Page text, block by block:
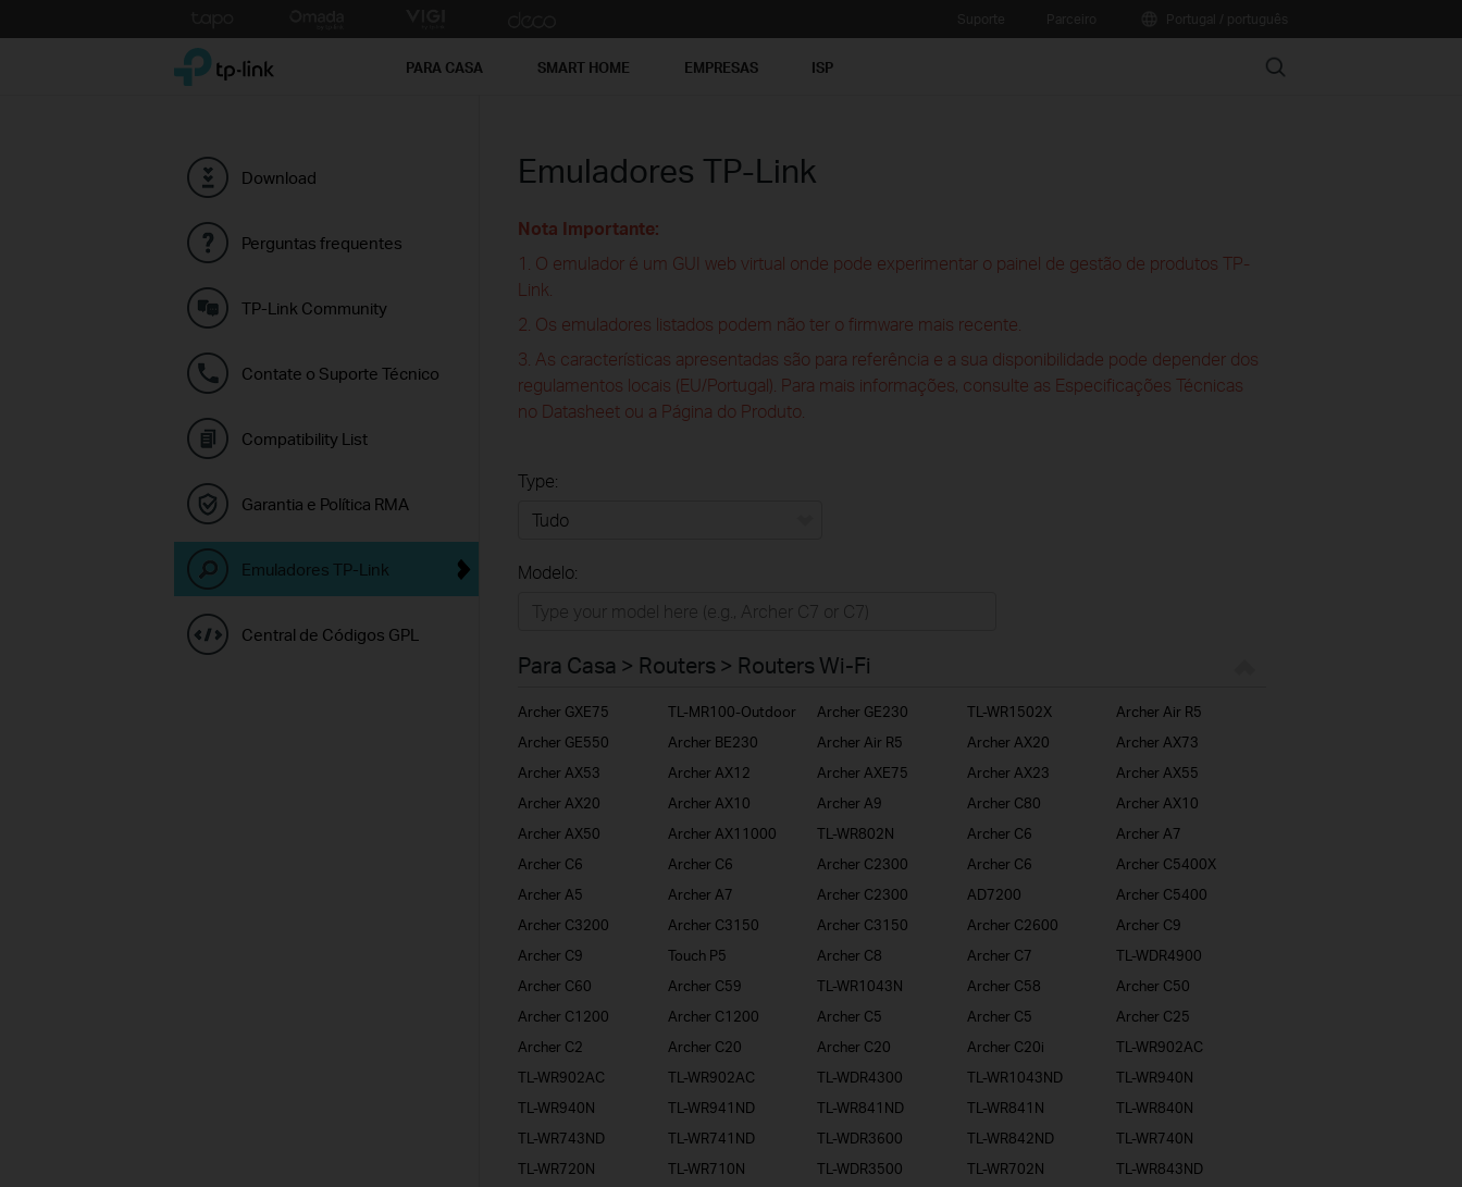
to
TP-Link, Reliably Smart PARA CASA SMART HOME EMPRESAS ISP Search
Download
Perguntas frequentes
TP-Link Community
Contate o Suporte Técnico
Compatibility List
Garantia e Política RMA
Emuladores TP-Link
Central de Códigos GPL
Emuladores TP-Link
Nota Importante:
1. O emulador é um GUI web virtual onde pode experimentar o painel de gestão de produtos TP-
Link.
2. Os emuladores listados podem não ter o firmware mais recente.
3. As características apresentadas são para referência e a sua disponibilidade pode depender dos
regulamentos locais (EU/Portugal). Para mais informações, consulte as Especificações Técnicas
no Datasheet ou a Página do Produto.
Type:
Empresas
ISP
Modelo:
Para Casa > Routers > Routers Wi-Fi
Archer GXE75 TL-MR100-Outdoor Archer GE230 TL-WR1502X
Archer Air R5
Archer GE550
Archer BE230 Archer Air R5 Archer AX20
Archer AX73
Archer AX53
Archer AX12 Archer AXE75 Archer AX23
Archer AX55
Archer AX20
Archer AX10 Archer A9 Archer C80
Archer AX10
Archer AX50
Archer AX11000 TL-WR802N Archer C6
Archer A7
Archer C6
Archer C6 Archer C2300 Archer C6
Archer C5400X
Archer A5
Archer A7 Archer C2300 AD7200
Archer C5400
Archer C3200
Archer C3150 Archer C3150 Archer C2600
Archer C9
Archer C9
Touch P5 Archer C8 Archer C7
TL-WDR4900
Archer C60
Archer C59 TL-WR1043N Archer C58
Archer C50
Archer C1200
Archer C1200 Archer C5 Archer C5
Archer C25
Archer C2
Archer C20 Archer C20 Archer C20i
TL-WR902AC
TL-WR902AC
TL-WR902AC TL-WDR4300 TL-WR1043ND
TL-WR940N
TL-WR940N
TL-WR941ND TL-WR841ND TL-WR841N
TL-WR840N
TL-WR743ND
TL-WR741ND TL-WDR3600 TL-WR842ND
TL-WR740N
TL-WR720N
TL-WR710N TL-WDR3500 TL-WR702N
TL-WR843ND